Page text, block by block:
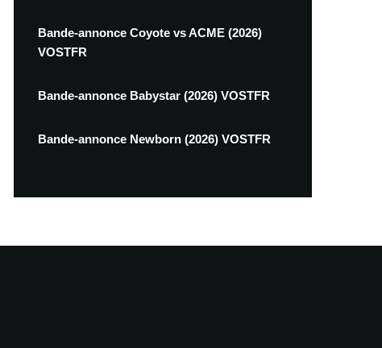
Bande-annonce Coyote vs ACME (2026)
VOSTFR
Bande-annonce Babystar (2026) VOSTFR
Bande-annonce Newborn (2026) VOSTFR